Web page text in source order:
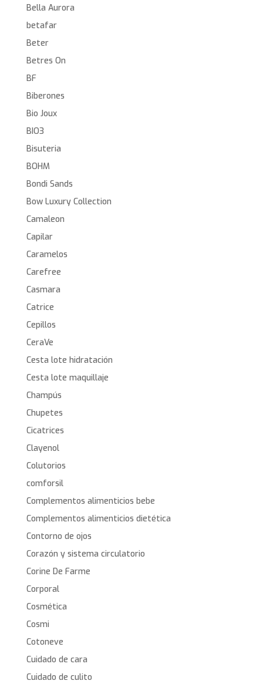
Bella Aurora
betafar
Beter
Betres On
BF
Biberones
Bio Joux
BIO3
Bisuteria
BOHM
Bondi Sands
Bow Luxury Collection
Camaleon
Capilar
Caramelos
Carefree
Casmara
Catrice
Cepillos
CeraVe
Cesta lote hidratación
Cesta lote maquillaje
Champús
Chupetes
Cicatrices
Clayenol
Colutorios
comforsil
Complementos alimenticios bebe
Complementos alimenticios dietética
Contorno de ojos
Corazón y sistema circulatorio
Corine De Farme
Corporal
Cosmética
Cosmi
Cotoneve
Cuidado de cara
Cuidado de culito